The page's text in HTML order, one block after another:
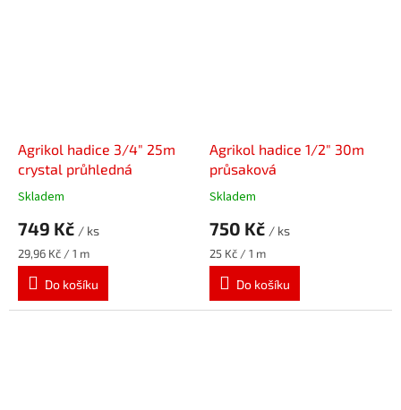
Agrikol hadice 3/4" 25m
crystal průhledná
Skladem
749 Kč / ks
Měrná
cena:
29,96 Kč / 1 m
Do košíku
Agrikol hadice 1/2" 30m
průsaková
Skladem
750 Kč / ks
Měrná
cena:
25 Kč / 1 m
Do košíku